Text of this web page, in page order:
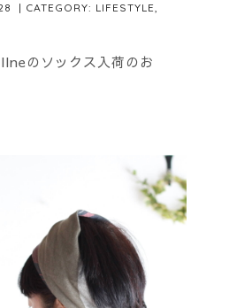
| CATEGORY: LIFESTYLE,
のソックス入荷のお